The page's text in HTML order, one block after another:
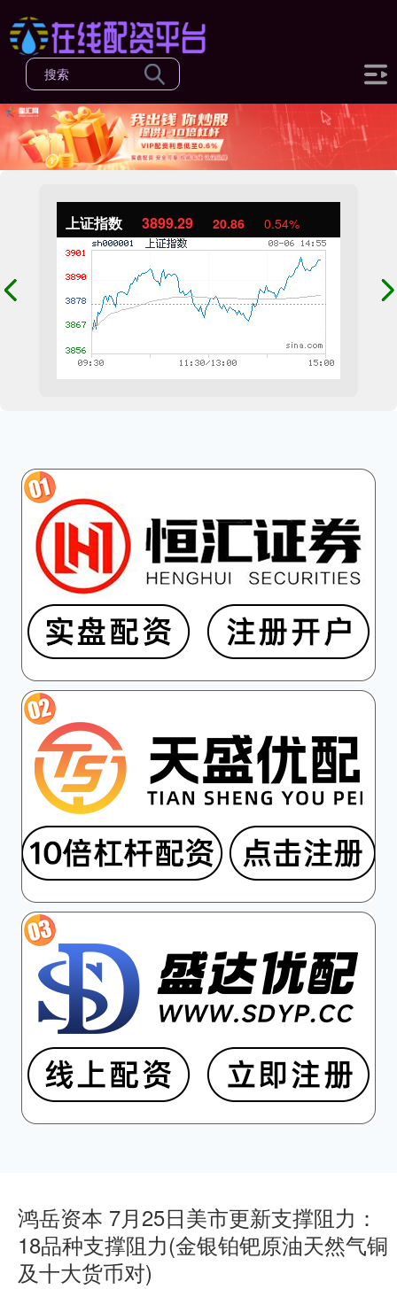
上证指数 3899.29 20.86 0.54%
鸿岳资本 7月25日美市更新支撑阻力：
18品种支撑阻力(金银铂钯原油天然气铜
及十大货币对)